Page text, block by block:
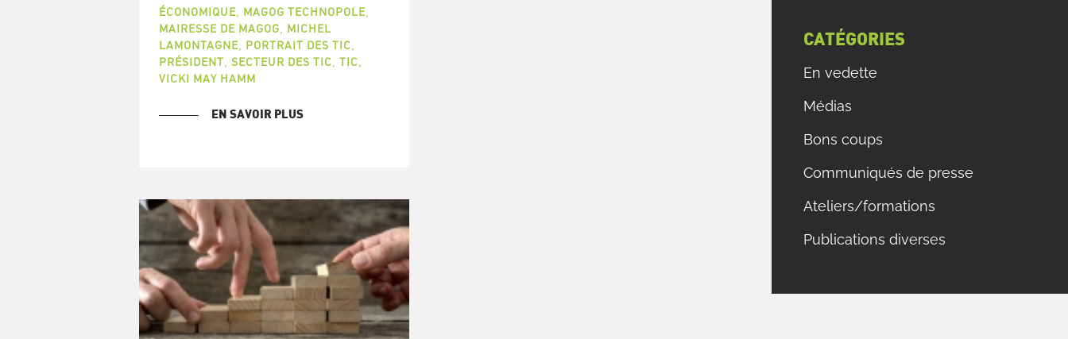
ÉCONOMIQUE, MAGOG TECHNOPOLE,
MAIRESSE DE MAGOG
MICHEL
LAMONTAGNE, PORTRAIT DES TIC
PRÉSIDENT SECTEUR DES TIC TIC
VICKI MAY HAMM
EN SAVOIR PLUS
CATÉGORIES
En vedette
Médias
Bons coups
Communiqués de presse
Ateliers/formations
Publications diverses